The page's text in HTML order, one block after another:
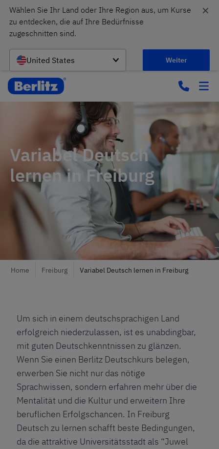
Wählen Sie Ihr Land oder Ihre Region aus, um Kurse
zu entdecken, die auf Ihre Bedürfnisse
zugeschnitten sind.
United States Weiter
✕
Variabel Deutsch
lernen in Freiburg
Home Freiburg Variabel Deutsch lernen in Freiburg
Um sich in einem deutschsprachigen Land
erfolgreich niederzulassen, ist es unabdingbar,
mit guten Deutschkenntnissen zu glänzen.
Wenn Sie einen Berlitz Deutschkurs belegen,
erwerben Sie nicht nur das nötige
Sprachwissen, sondern erfahren mehr über die
Mentalität und die Kultur und erweitern Ihre
beruflichen Erfolgschancen. In Freiburg
Deutsch zu lernen schafft beste Bedingungen,
da die attraktive Universitätsstadt als “Juwel